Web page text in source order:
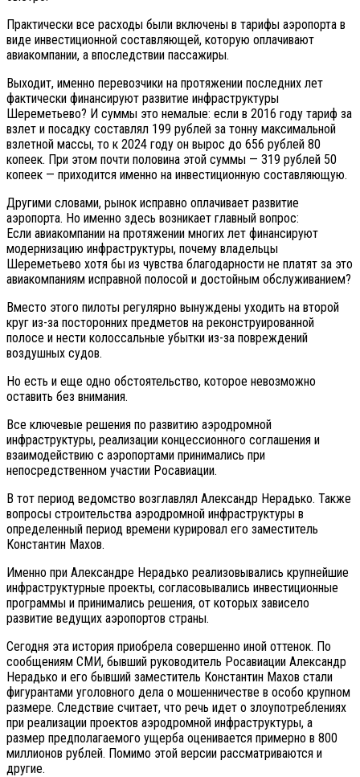
Практически все расходы были включены в тарифы аэропорта в
виде инвестиционной составляющей, которую оплачивают
авиакомпании, а впоследствии пассажиры.
Выходит, именно перевозчики на протяжении последних лет
фактически финансируют развитие инфраструктуры
Шереметьево? И суммы это немалые: если в 2016 году тариф за
взлет и посадку составлял 199 рублей за тонну максимальной
взлетной массы, то к 2024 году он вырос до 656 рублей 80
копеек. При этом почти половина этой суммы — 319 рублей 50
копеек — приходится именно на инвестиционную составляющую.
Другими словами, рынок исправно оплачивает развитие
аэропорта. Но именно здесь возникает главный вопрос:
Если авиакомпании на протяжении многих лет финансируют
модернизацию инфраструктуры, почему владельцы
Шереметьево хотя бы из чувства благодарности не платят за это
авиакомпаниям исправной полосой и достойным обслуживанием?
Вместо этого пилоты регулярно вынуждены уходить на второй
круг из-за посторонних предметов на реконструированной
полосе и нести колоссальные убытки из-за повреждений
воздушных судов.
Но есть и еще одно обстоятельство, которое невозможно
оставить без внимания.
Все ключевые решения по развитию аэродромной
инфраструктуры, реализации концессионного соглашения и
взаимодействию с аэропортами принимались при
непосредственном участии Росавиации.
В тот период ведомство возглавлял Александр Нерадько. Также
вопросы строительства аэродромной инфраструктуры в
определенный период времени курировал его заместитель
Константин Махов.
Именно при Александре Нерадько реализовывались крупнейшие
инфраструктурные проекты, согласовывались инвестиционные
программы и принимались решения, от которых зависело
развитие ведущих аэропортов страны.
Сегодня эта история приобрела совершенно иной оттенок. По
сообщениям СМИ, бывший руководитель Росавиации Александр
Нерадько и его бывший заместитель Константин Махов стали
фигурантами уголовного дела о мошенничестве в особо крупном
размере. Следствие считает, что речь идет о злоупотреблениях
при реализации проектов аэродромной инфраструктуры, а
размер предполагаемого ущерба оценивается примерно в 800
миллионов рублей. Помимо этой версии рассматриваются и
другие.